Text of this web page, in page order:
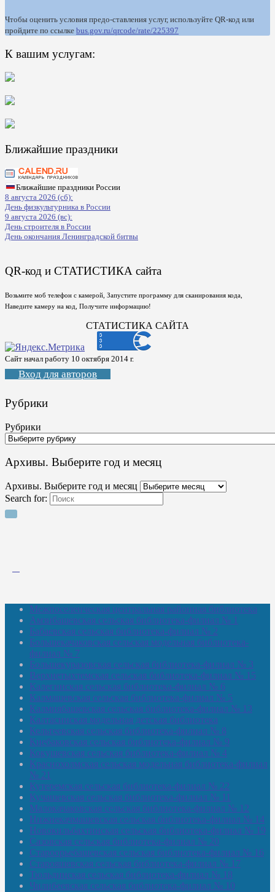
Чтобы оценить условия предо-ставления услуг, используйте QR-код или
пройдите по ссылке bus.gov.ru/qrcode/rate/225397
К вашим услугам:
Ближайшие праздники
Ближайшие праздники России
8 августа 2026 (сб):
День физкультурника в России
9 августа 2026 (вс):
День строителя в России
День окончания Ленинградской битвы
QR-код и СТАТИСТИКА сайта
Возьмите моб телефон с камерой, Запустите программу для сканирования кода,
Наведите камеру на код, Получите информацию!
СТАТИСТИКА САЙТА
Сайт начал работу 10 октября 2014 г.
Вход для авторов
Рубрики
Рубрики
Архивы. Выберите год и месяц
Архивы. Выберите год и месяц
Search for:
Межпоселенческая центральная районная библиотека
Амзибашевская сельская библиотека-филиал № 1
Бабаевская сельская библиотека-филиал № 2
Большекачаковская сельская модельная библиотека-
филиал № 7
Большекуразовская сельская библиотека-филиал № 3
Верхнетыхтемская сельская библиотека-филиал № 15
Калегинская сельская библиотека-филиал № 6
Калмашевская сельская библиотека-филиал № 5
Калмиябашевская сельская библиотека-филиал № 13
Калтасинская модельная детская библиотека
Кельтеевская сельская библиотека-филиал № 8
Киебаковская сельская библиотека-филиал № 9
Кокушевская сельская библиотека-филиал № 4
Краснохолмская сельская модельная библиотека-филиал
№ 21
Кутеремская сельская библиотека-филиал № 22
Кучашевская сельская библиотека-филиал № 11
Малокачаковская сельская библиотека-филиал № 12
Нижнекачмашевская сельская библиотека-филиал № 14
Новокильбахтинская сельская библиотека-филиал № 19
Сазовская сельская библиотека-филиал № 20
Староорьебашевская сельская библиотека-филиал № 16
Старояшевская сельская библиотека-филиал № 17
Тюльдинская сельская библиотека-филиал № 18
Чилибеевская сельская библиотека-филиал № 10